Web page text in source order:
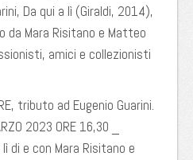
Da qui a lì (Giraldi, 2014),
Mara Risitano e Matteo
amici e collezionisti
tributo ad Eugenio Guarini.
2023 ORE 16,30 _
di e con Mara Risitano e